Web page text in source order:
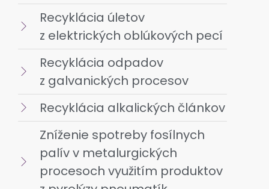
Recyklácia úletov
z elektrických oblúkových pecí
Recyklácia odpadov
z galvanických procesov
Recyklácia alkalických článkov
Zníženie spotreby fosílnych
palív v metalurgických
procesoch využitím produktov